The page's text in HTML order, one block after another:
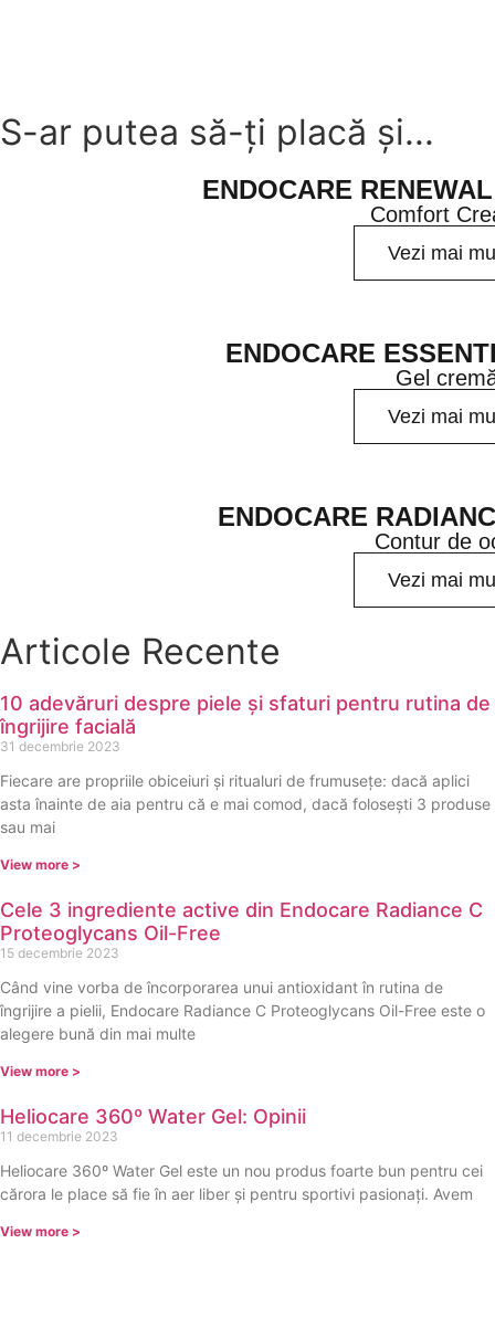
S-ar putea să-ți placă și...
ENDOCARE
Comfort
Vezi mai
ENDOCARE
Gel
Vezi mai
ENDOCARE
Contur de
Vezi mai
Articole Recente
10 adevăruri despre piele și sfaturi pentru rutina de
îngrijire facială
31 decembrie 2023
Fiecare are propriile obiceiuri și ritualuri de frumusețe: dacă aplici
asta înainte de aia pentru că e mai comod, dacă folosești 3 produse
sau mai
View more >
Cele 3 ingrediente active din Endocare Radiance C
Proteoglycans Oil-Free
15 decembrie 2023
Când vine vorba de încorporarea unui antioxidant în rutina de
îngrijire a pielii, Endocare Radiance C Proteoglycans Oil-Free este o
alegere bună din mai multe
View more >
Heliocare 360º Water Gel: Opinii
11 decembrie 2023
Heliocare 360º Water Gel este un nou produs foarte bun pentru cei
cărora le place să fie în aer liber și pentru sportivi pasionați. Avem
View more >